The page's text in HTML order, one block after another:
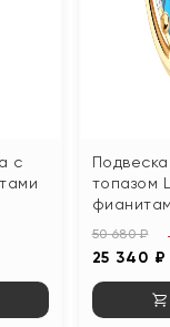
с
топазом
50 680 ₽
25 340 ₽